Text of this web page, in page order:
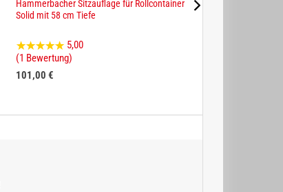
Hammerbacher Sitzauflage für Rollcontainer
Solid mit 58 cm Tiefe
5,00
(1 Bewertung)
101,00 €